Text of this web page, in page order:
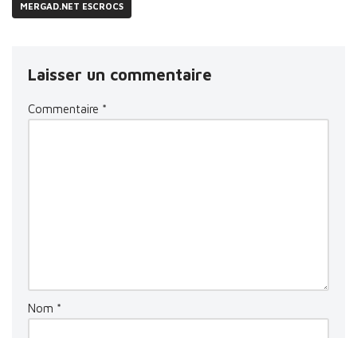
MERGAD.NET ESCROCS
Laisser un commentaire
Commentaire *
Nom *